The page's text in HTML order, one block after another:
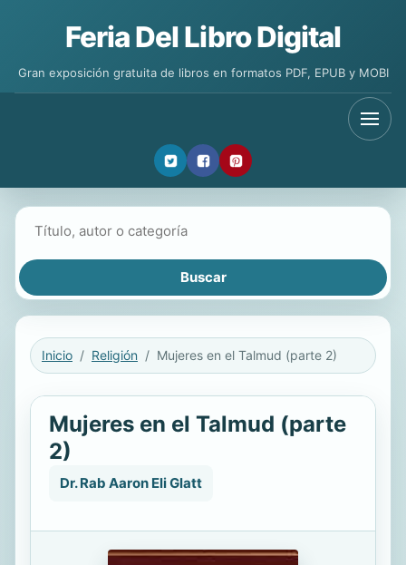
Feria Del Libro Digital
Gran exposición gratuita de libros en formatos PDF, EPUB y MOBI
Inicio Religión Mujeres en el Talmud (parte 2)
Mujeres en el Talmud (parte
2)
Dr. Rab Aaron Eli Glatt